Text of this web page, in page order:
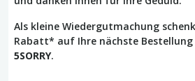
Als kleine Wiedergutmachung
Rabatt* auf Ihre nächste
5SORRY.